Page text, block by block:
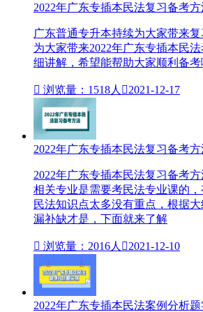
2022年广东专插本民法复习备考
广东普通专升本持续为大家带来
为大家带来2022年广东专插本民
细讲解，希望能帮助大家顺利备考
 浏览量：1518人 2021-12-17
2022年广东专插本民法复习备考
2022年广东专插本​民法复习备考
相关专业是需要考民法专业课的
民法知识点太多没有重点，根据
漏补缺才是，下面就来了解
 浏览量：2016人 2021-12-10
2022年广东专插本民法案例分析题